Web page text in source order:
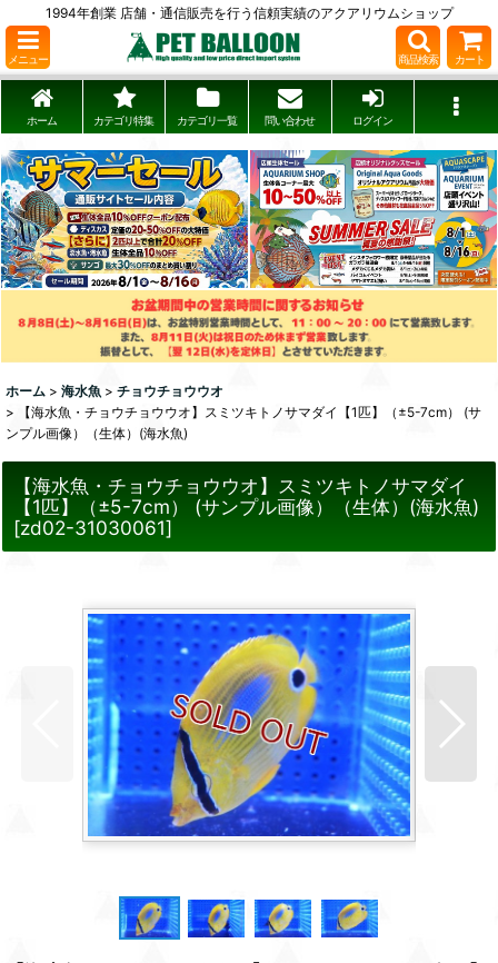
1994年創業 店舗・通信販売を行う信頼実績のアクアリウムショップ
メニュー 商品検索 カート
ホーム カテゴリ特集 カテゴリ一覧 問い合わせ ログイン
ホーム > 海水魚 > チョウチョウウオ
>
【海水魚・チョウチョウウオ】スミツキトノサマダイ【1匹】（±5-7cm） (サ
ンプル画像）（生体）(海水魚)
【海水魚・チョウチョウウオ】スミツキトノサマダイ
【1匹】（±5-7cm） (サンプル画像）（生体）(海水魚)
[zd02-31030061]